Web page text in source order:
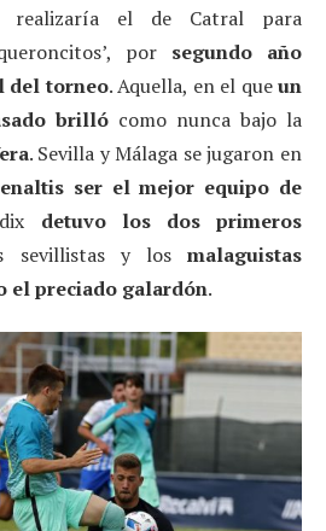
realizaría el de Catral para
por segundo año
del torneo. Aquella, en el queun
brilló como nunca bajo la
. Sevilla y Málaga se jugaron en
ser el mejor equipo de
detuvo los dos primeros
sevillistas y losmalaguistas
el preciado galardón.